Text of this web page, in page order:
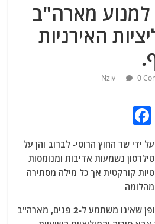
למנוע מארה"ב
האירניות
Nziv 0
T
w
itt
c
e
b
o
ידי שר החוץ הרוסי- לברוב והן על
נשמעות אדיבות ומנומסות
קורקטית אך כל מילה מסתירה
רוסיה למעשה דורשת ,באופן שאינו משתמע ל-2 פנים, מארה"ב